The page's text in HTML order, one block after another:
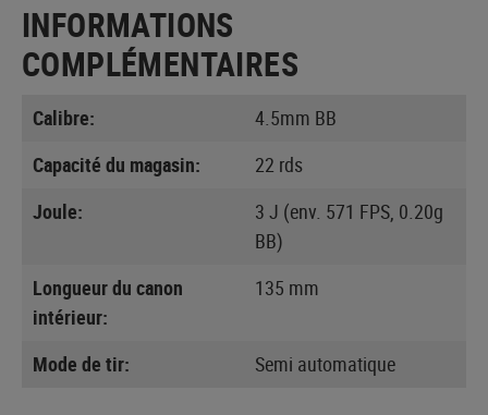
INFORMATIONS
COMPLÉMENTAIRES
Calibre:
4.5mm BB
Capacité du magasin:
22 rds
Joule:
3 J (env. 571 FPS, 0.20g
BB)
Longueur du canon
intérieur:
135 mm
Mode de tir: Semi automatique